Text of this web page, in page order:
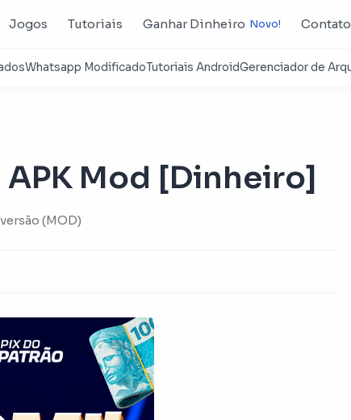
Jogos Tutoriais Ganhar Dinheiro Contato
APK Mod [Dinheiro]
(MOD)